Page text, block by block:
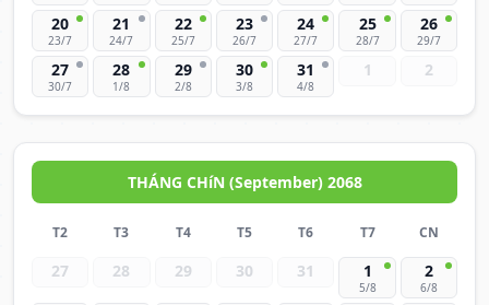
20
23/7
21
24/7
22
25/7
23
26/7
24
27/7
25
28/7
26
29/7
27
30/7
28
1/8
29
2/8
30
3/8
31
4/8
1 2
THÁNG CHíN (September) 2068
T2 T3 T4 T5 T6 T7 CN
27 28 29 30 31 1
5/8
2
6/8